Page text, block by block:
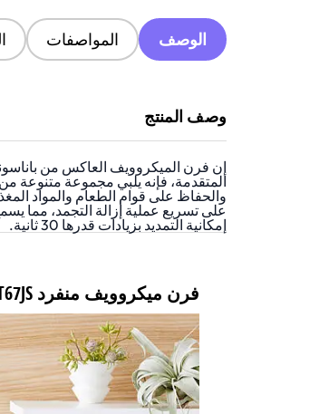
الوصف المواصفات
وصف المنتج
المتقدمة، فإنه يلبي مجموعة متنوعة
إمكانية التمديد بزيادات قدرها 30 ثانية.
فرن ميكروويف منفرد NN-ST67JS - فضي